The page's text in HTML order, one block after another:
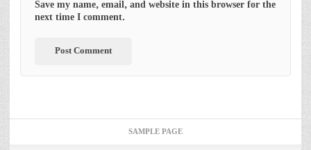
Save my name, email, and website in this browser for the
next time I comment.
SAMPLE PAGE